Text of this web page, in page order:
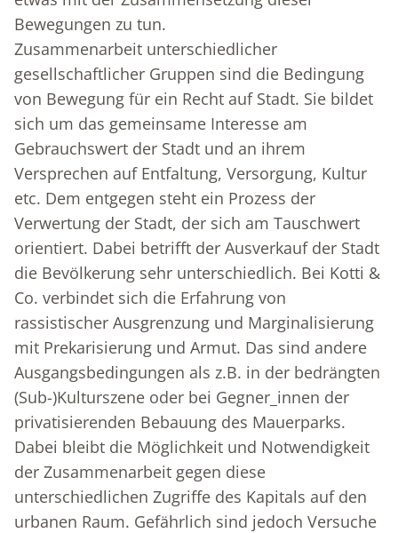
Bewegungen zu tun.
Zusammenarbeit unterschiedlicher
gesellschaftlicher Gruppen sind die Bedingung
von Bewegung für ein Recht auf Stadt. Sie bildet
sich um das gemeinsame Interesse am
Gebrauchswert der Stadt und an ihrem
Versprechen auf Entfaltung, Versorgung, Kultur
etc. Dem entgegen steht ein Prozess der
Verwertung der Stadt, der sich am Tauschwert
orientiert. Dabei betrifft der Ausverkauf der Stadt
die Bevölkerung sehr unterschiedlich. Bei Kotti &
Co. verbindet sich die Erfahrung von
rassistischer Ausgrenzung und Marginalisierung
mit Prekarisierung und Armut. Das sind andere
Ausgangsbedingungen als z.B. in der bedrängten
(Sub-)Kulturszene oder bei Gegner_innen der
privatisierenden Bebauung des Mauerparks.
Dabei bleibt die Möglichkeit und Notwendigkeit
der Zusammenarbeit gegen diese
unterschiedlichen Zugriffe des Kapitals auf den
urbanen Raum. Gefährlich sind jedoch Versuche